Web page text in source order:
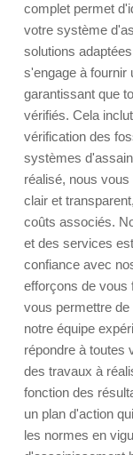
complet permet
votre système
solutions
s'engage à fournir
garantissant que
vérifiés. Cela
vérification des
systèmes
réalisé, nous
clair et
coûts associés.
et des services
confiance avec
efforçons de vous
vous permettre
notre équipe
répondre à toutes
des travaux à
fonction des
un plan d'action
les normes en